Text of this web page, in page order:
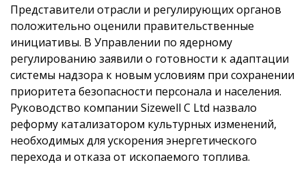
Представители отрасли и регулирующих органов
положительно оценили правительственные
инициативы. В Управлении по ядерному
регулированию заявили о готовности к адаптации
системы надзора к новым условиям при сохранении
приоритета безопасности персонала и населения.
Руководство компании Sizewell C Ltd назвало
реформу катализатором культурных изменений,
необходимых для ускорения энергетического
перехода и отказа от ископаемого топлива.